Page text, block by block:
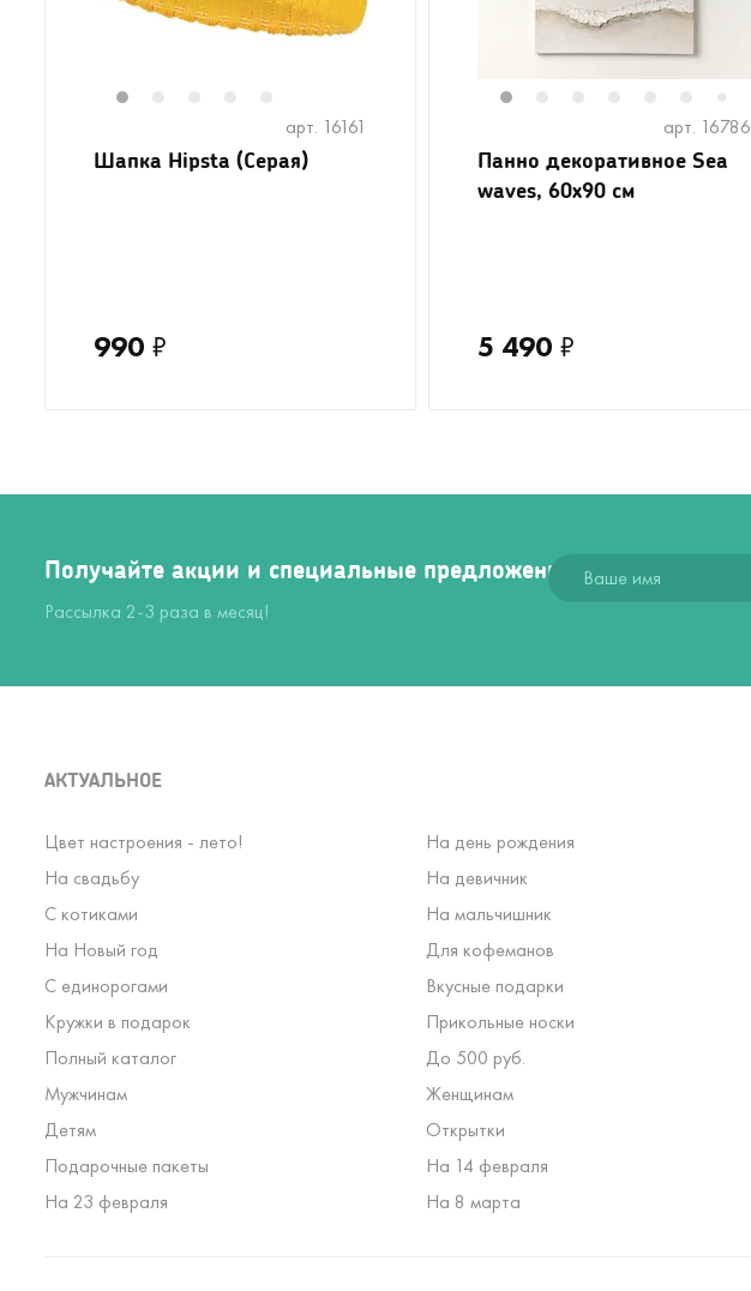
арт. 16161
Шапка Hipsta (Серая)
990 ₽
арт. 16786
Панно декоративное Sea
waves, 60х90 см
5 490 ₽
Получайте акции и специальные предложения
Рассылка 2-3 раза в месяц!
АКТУАЛЬНОЕ
Цвет настроения - лето!
На день рождения
На свадьбу
На девичник
С котиками
На мальчишник
На Новый год
Для кофеманов
С единорогами
Вкусные подарки
Кружки в подарок
Прикольные носки
Полный каталог
До 500 руб.
Мужчинам
Женщинам
Детям
Открытки
Подарочные пакеты
На 14 февраля
На 23 февраля
На 8 марта